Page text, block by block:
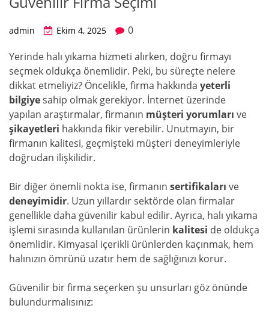
admin Ekim 4, 2025
0
Yerinde halı yıkama hizmeti alırken, doğru firmayı
seçmek oldukça önemlidir. Peki, bu süreçte nelere
dikkat etmeliyiz? Öncelikle, firma hakkında yeterli
bilgiyesahip olmak gerekiyor. İnternet üzerinde
yapılan araştırmalar, firmanın müşteri yorumları ve
şikayetleri hakkında fikir verebilir. Unutmayın, bir
firmanın kalitesi, geçmişteki müşteri deneyimleriyle
doğrudan ilişkilidir.
Bir diğer önemli nokta ise, firmanın sertifikaları ve
deneyimidir. Uzun yıllardır sektörde olan firmalar
genellikle daha güvenilir kabul edilir. Ayrıca, halı yıkama
işlemi sırasında kullanılan ürünlerin kalitesi de oldukça
önemlidir. Kimyasal içerikli ürünlerden kaçınmak, hem
halınızın ömrünü uzatır hem de sağlığınızı korur.
Güvenilir bir firma seçerken şu unsurları göz önünde
bulundurmalısınız: